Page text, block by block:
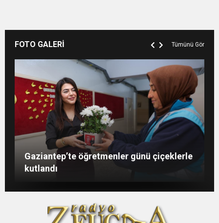
FOTO GALERİ Tümünü Gör
Konukoğlu: Türkiye ekonomisine 11 farklı
sektörde değer katıyoruz
Gaziantep’te öğretmenler günü çiçeklerle
kutlandı
GAÜN’de gri kod tatbikatı gerçeği
Şahin: “İstikbalimizi şekillendirecek olan
sizlersiniz”